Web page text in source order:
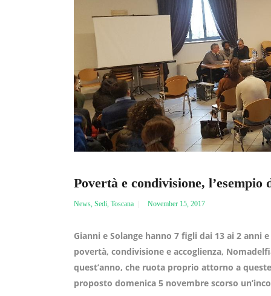
Povertà e condivisione, l’esempio
News, Sedi, Toscana November 15, 2017
Gianni e Solange hanno 7 figli dai 13 ai 2 anni
povertà, condivisione e accoglienza,
quest’anno, che ruota proprio attorno a
proposto domenica 5 novembre scorso